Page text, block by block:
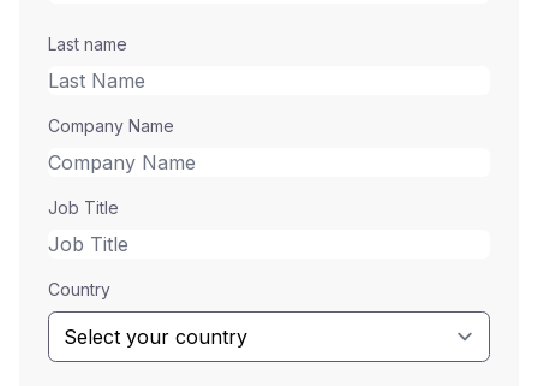
Last name
Company Name
Job Title
Country